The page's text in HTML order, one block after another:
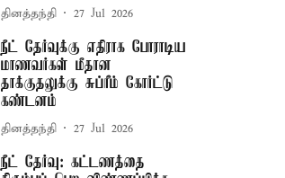
தினத்தந்தி 27 Jul 2026
நீட் தேர்வுக்கு எதிராக போராடிய
மாணவர்கள் மீதான
தாக்குதலுக்கு சுப்ரீம் கோர்ட்டு
கண்டனம்
தினத்தந்தி 27 Jul 2026
நீட் தேர்வு: கட்டணத்தை